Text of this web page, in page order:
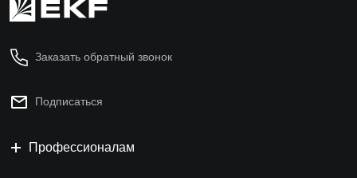
Заказать обратный звонок
Подписаться
Профессионалам